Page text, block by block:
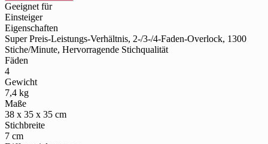
Geeignet für
Einsteiger
Eigenschaften
Super Preis-Leistungs-Verhältnis, 2-/3-/4-Faden-Overlock, 1300
Stiche/Minute, Hervorragende Stichqualität
Fäden
4
Gewicht
7,4 kg
Maße
38 x 35 x 35 cm
Stichbreite
7 cm